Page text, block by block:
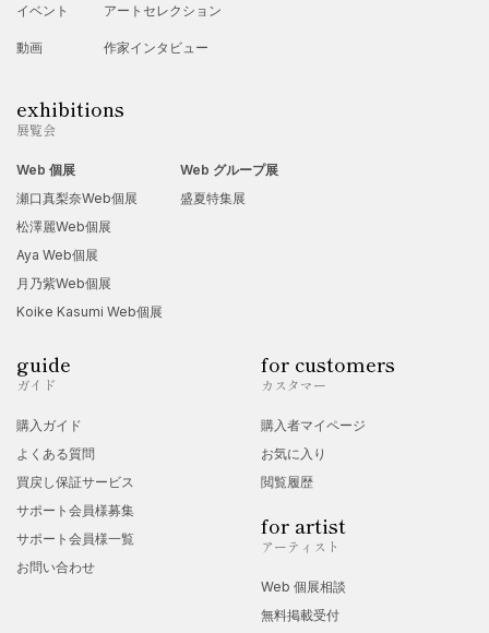
イベント
動画
アートセレクション
作家インタビュー
exhibitions
展覧会
Web 個展
瀬口真梨奈Web個展
松澤麗Web個展
Aya Web個展
月乃紫Web個展
Koike Kasumi Web個展
Web グループ展
盛夏特集展
guide
ガイド
購入ガイド
よくある質問
買戻し保証サービス
サポート会員様募集
サポート会員様一覧
お問い合わせ
for customers
カスタマー
購入者マイページ
お気に入り
閲覧履歴
for artist
アーティスト
Web 個展相談
無料掲載受付